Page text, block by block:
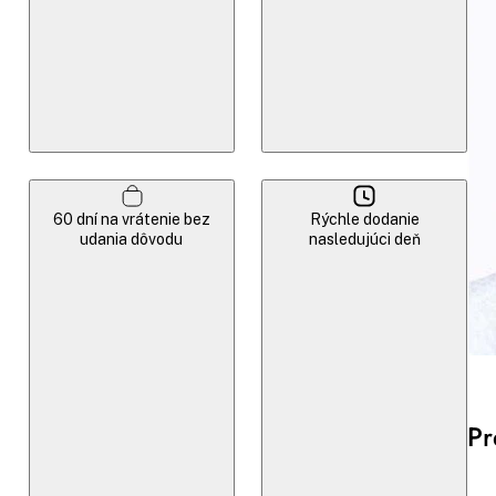
60 dní na vrátenie bez
udania dôvodu
Rýchle dodanie
nasledujúci deň